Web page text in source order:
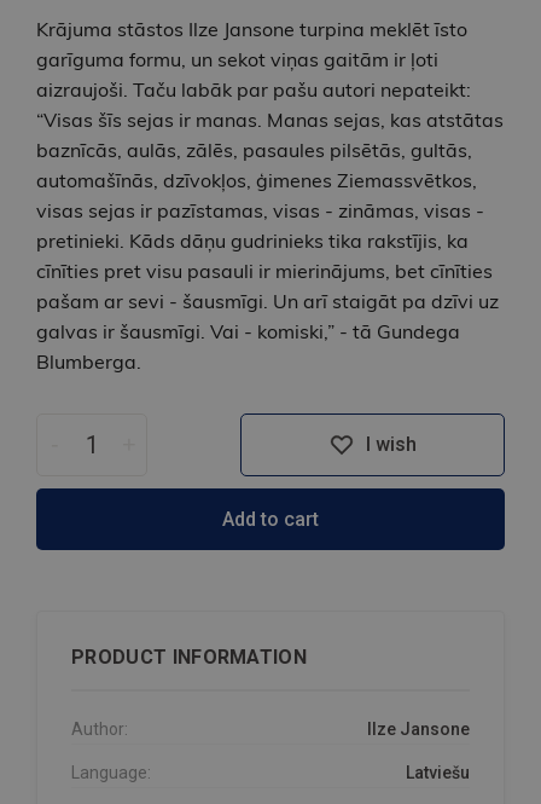
Krājuma stāstos Ilze Jansone turpina meklēt īsto
garīguma formu, un sekot viņas gaitām ir ļoti
aizraujoši. Taču labāk par pašu autori nepateikt:
“Visas šīs sejas ir manas. Manas sejas, kas atstātas
baznīcās, aulās, zālēs, pasaules pilsētās, gultās,
automašīnās, dzīvokļos, ģimenes Ziemassvētkos,
visas sejas ir pazīstamas, visas - zināmas, visas -
pretinieki. Kāds dāņu gudrinieks tika rakstījis, ka
cīnīties pret visu pasauli ir mierinājums, bet cīnīties
pašam ar sevi - šausmīgi. Un arī staigāt pa dzīvi uz
galvas ir šausmīgi. Vai - komiski,” - tā Gundega
Blumberga.
I wish
Add to cart
PRODUCT INFORMATION
Author: Ilze Jansone
Language: Latviešu